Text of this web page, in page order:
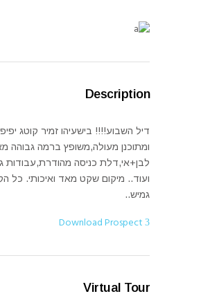
Description
דיל השבוע!!!! בישעיהו זמיר קוטג
ומתוכנן מעולה,משופץ ברמה גבוהה
לבן+אי,דלת כניסה מהודרת,עבודות
ועוד.. מיקום שקט מאד ואיכותי. כל
גמיש..
Download Prospect
Virtual Tour